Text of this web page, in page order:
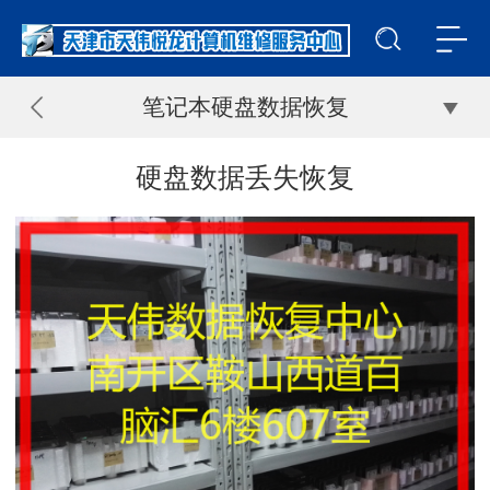
笔记本硬盘数据恢复
硬盘数据丢失恢复